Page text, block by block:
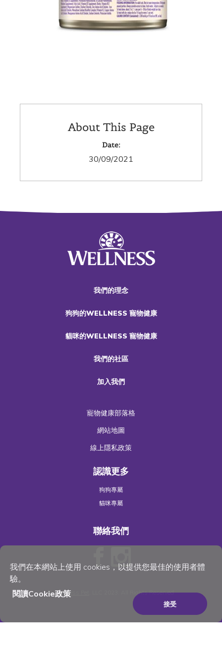
我們在本網站上使用 cookies，以提供您最佳的使用者體
驗。
閱讀Cookie政策
接受
About This Page
Date:
30/09/2021
我們的理念
狗狗的WELLNESS 寵物健康
貓咪的WELLNESS 寵物健康
我們的社區
加入我們
寵物健康部落格
網站地圖
線上隱私政策
認識更多
狗狗專屬
貓咪專屬
聯絡我們
©Wellness Pet , LLC 2023. All Rights Reserved